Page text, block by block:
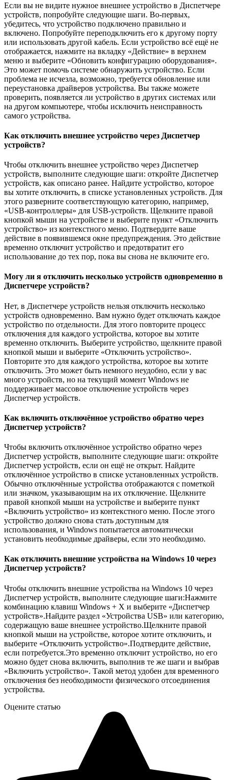
Если вы не видите нужное внешнее устройство в Диспетчере
устройств, попробуйте следующие шаги. Во-первых,
убедитесь, что устройство подключено правильно и
включено. Попробуйте переподключить его к другому порту
или использовать другой кабель. Если устройство всё ещё не
отображается, нажмите на вкладку «Действие» в верхнем
меню и выберите «Обновить конфигурацию оборудования».
Это может помочь системе обнаружить устройство. Если
проблема не исчезла, возможно, требуется обновление или
переустановка драйверов устройства. Вы также можете
проверить, появляется ли устройство в других системах или
на другом компьютере, чтобы исключить неисправность
самого устройства.
Как отключить внешнее устройство через Диспетчер
устройств?
Чтобы отключить внешнее устройство через Диспетчер
устройств, выполните следующие шаги: откройте Диспетчер
устройств, как описано ранее. Найдите устройство, которое
вы хотите отключить, в списке установленных устройств. Для
этого разверните соответствующую категорию, например,
«USB-контроллеры» для USB-устройств. Щелкните правой
кнопкой мыши на устройстве и выберите пункт «Отключить
устройство» из контекстного меню. Подтвердите ваше
действие в появившемся окне предупреждения. Это действие
временно отключит устройство и предотвратит его
использование до тех пор, пока вы снова не включите его.
Могу ли я отключить несколько устройств одновременно в
Диспетчере устройств?
Нет, в Диспетчере устройств нельзя отключить несколько
устройств одновременно. Вам нужно будет отключать каждое
устройство по отдельности. Для этого повторите процесс
отключения для каждого устройства, которое вы хотите
временно отключить. Выберите устройство, щелкните правой
кнопкой мыши и выберите «Отключить устройство».
Повторите это для каждого устройства, которое вы хотите
отключить. Это может быть немного неудобно, если у вас
много устройств, но на текущий момент Windows не
поддерживает массовое отключение устройств через
Диспетчер устройств.
Как включить отключённое устройство обратно через
Диспетчер устройств?
Чтобы включить отключённое устройство обратно через
Диспетчер устройств, выполните следующие шаги: откройте
Диспетчер устройств, если он ещё не открыт. Найдите
отключённое устройство в списке установленных устройств.
Обычно отключённые устройства отображаются с пометкой
или значком, указывающим на их отключение. Щелкните
правой кнопкой мыши на устройстве и выберите пункт
«Включить устройство» из контекстного меню. После этого
устройство должно снова стать доступным для
использования, и Windows попытается автоматически
установить необходимые драйверы, если это необходимо.
Как отключить внешние устройства на Windows 10 через
Диспетчер устройств?
Чтобы отключить внешние устройства на Windows 10 через
Диспетчер устройств, выполните следующие шаги:Нажмите
комбинацию клавиш Windows + X и выберите «Диспетчер
устройств».Найдите раздел «Устройства USB» или категорию,
содержащую ваше внешнее устройство.Щелкните правой
кнопкой мыши на устройстве, которое хотите отключить, и
выберите «Отключить устройство».Подтвердите действие,
если потребуется.Это временно отключит устройство, но его
можно будет снова включить, выполнив те же шаги и выбрав
«Включить устройство». Такой метод удобен для временного
отключения без необходимости физического отсоединения
устройства.
Оцените статью